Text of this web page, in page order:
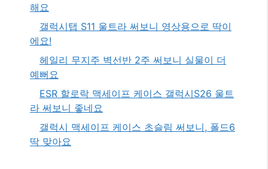
해요
갤럭시탭 S11 울트라 써보니 영상용으로 딱이
에요!
헤일리 무지주 벽선반 2주 써보니 실물이 더
예뻐요
ESR 할로락 맥세이프 케이스 갤럭시S26 울트
라 써보니 좋네요
갤럭시 맥세이프 케이스 초슬림 써보니, 폴드6
딱 맞아요